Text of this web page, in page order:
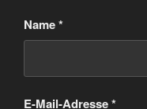
Name*
E-Mail-Adresse*